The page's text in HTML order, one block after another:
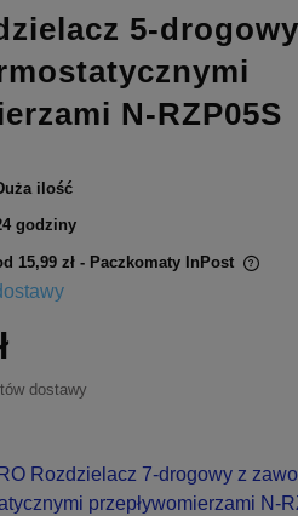
5-
N-RZP05S
ilość
godziny
15,99 zł - Paczkomaty InPost
dostawy
Rozdzielacz 7-drogowy z
przepływomierzami N-